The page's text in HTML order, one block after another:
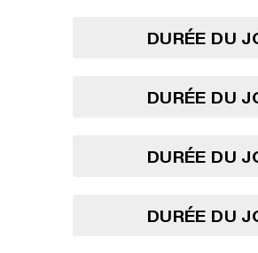
DURÉE DU
DURÉE DU
DURÉE DU
DURÉE DU